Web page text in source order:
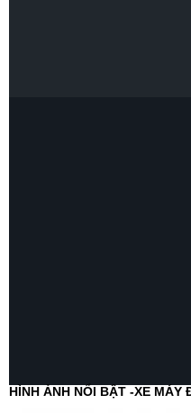
HÌNH ẢNH NỔI BẬT -XE MÁY